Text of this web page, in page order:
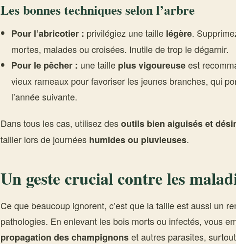
Les bonnes techniques selon l’arbre
Pour l’abricotier : privilégiez une taille légère.
mortes, malades ou croisées. Inutile de trop le dégarnir.
Pour le pêcher : une taille plus vigoureuseest
vieux rameaux pour favoriser les jeunes branches, qui
l’année suivante.
Dans tous les cas, utilisez desoutils bien aiguisés et
tailler lors de journées humides ou pluvieuses.
Un geste crucial contre les
Ce que beaucoup ignorent, c’est que la taille est aussi un
pathologies. En enlevant les bois morts ou infectés, vous
propagation des champignonset autres parasites,